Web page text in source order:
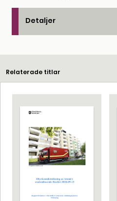
Detaljer
Relaterade titlar